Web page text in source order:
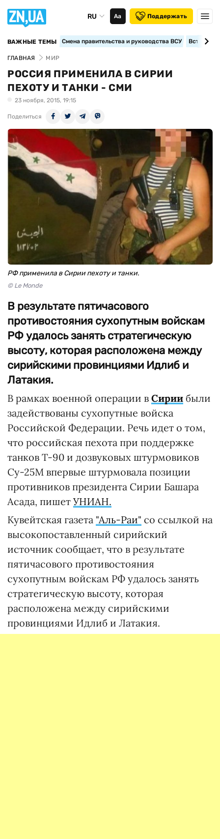
RU Аа Поддержать
ВАЖНЫЕ ТЕМЫ Смена правительства и руководства ВСУ
ГЛАВНАЯ МИР
РОССИЯ ПРИМЕНИЛА В СИРИИ
ПЕХОТУ И ТАНКИ - СМИ
23 ноября, 2015, 19:15
Поделиться
РФ применила в Сирии пехоту и танки.
© Le Monde
В результате пятичасового
противостояния сухопутным войскам
РФ удалось занять стратегическую
высоту, которая расположена между
сирийскими провинциями Идлиб и
Латакия.
В рамках военной операции в Сирии были
задействованы сухопутные войска
Российской Федерации. Речь идет о том,
что российская пехота при поддержке
танков Т-90 и дозвуковых штурмовиков
Су-25М впервые штурмовала позиции
противников президента Сирии Башара
Асада, пишет УНИАН.
Кувейтская газета "Аль-Раи" со ссылкой на
высокопоставленный сирийский
источник сообщает, что в результате
пятичасового противостояния
сухопутным войскам РФ удалось занять
стратегическую высоту, которая
расположена между сирийскими
провинциями Идлиб и Латакия.